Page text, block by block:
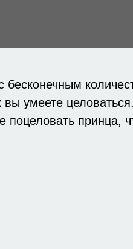
бесконечным
умеете
поцеловать принца,